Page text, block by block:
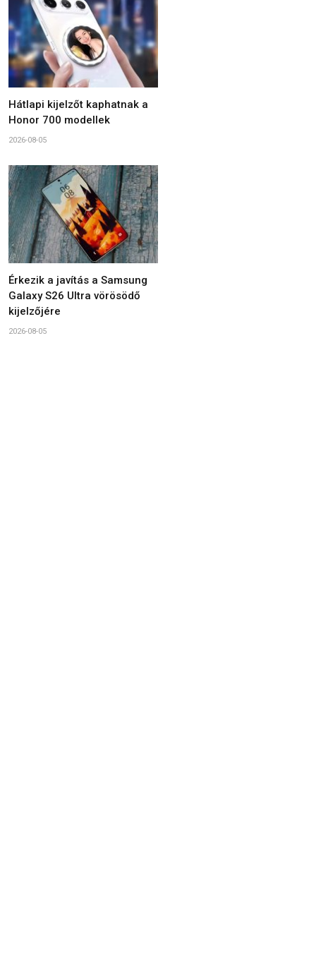
Hátlapi kijelzőt kaphatnak a
Honor 700 modellek
2026-08-05
Érkezik a javítás a Samsung
Galaxy S26 Ultra vörösödő
kijelzőjére
2026-08-05